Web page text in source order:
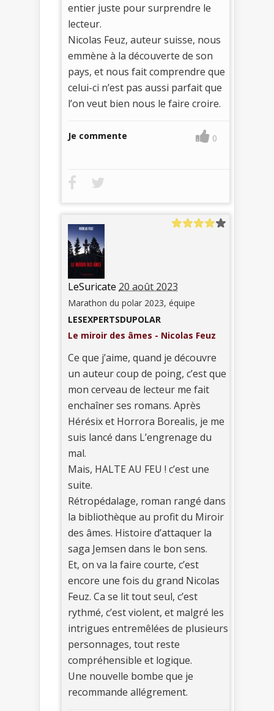
entier juste pour surprendre le
lecteur.
Nicolas Feuz, auteur suisse, nous
emmène à la découverte de son
pays, et nous fait comprendre que
celui-ci n’est pas aussi parfait que
l’on veut bien nous le faire croire.
Je commente 0
LeSuricate 20 août 2023
Marathon du polar 2023, équipe
LESEXPERTSDUPOLAR
Le miroir des âmes - Nicolas Feuz
Ce que j’aime, quand je découvre
un auteur coup de poing, c’est que
mon cerveau de lecteur me fait
enchaîner ses romans. Après
Hérésix et Horrora Borealis, je me
suis lancé dans L’engrenage du
mal.
Mais, HALTE AU FEU ! c’est une
suite.
Rétropédalage, roman rangé dans
la bibliothèque au profit du Miroir
des âmes. Histoire d’attaquer la
saga Jemsen dans le bon sens.
Et, on va la faire courte, c’est
encore une fois du grand Nicolas
Feuz. Ca se lit tout seul, c’est
rythmé, c’est violent, et malgré les
intrigues entremêlées de plusieurs
personnages, tout reste
compréhensible et logique.
Une nouvelle bombe que je
recommande allégrement.